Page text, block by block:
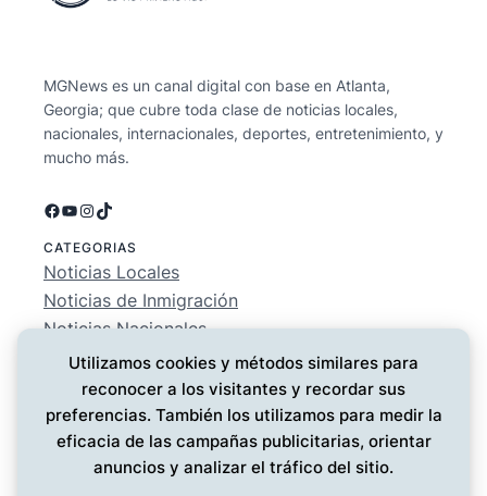
MGNews es un canal digital con base en Atlanta,
Georgia; que cubre toda clase de noticias locales,
nacionales, internacionales, deportes, entretenimiento, y
mucho más.
Facebook
YouTube
Instagram
TikTok
CATEGORIAS
Noticias Locales
Noticias de Inmigración
Noticias Nacionales
Deportes
Entretenimiento
EMPRESA
Conócenos
Política de Privacidad
Utilizamos cookies y métodos similares para
reconocer a los visitantes y recordar sus
preferencias. También los utilizamos para medir la
eficacia de las campañas publicitarias, orientar
anuncios y analizar el tráfico del sitio.